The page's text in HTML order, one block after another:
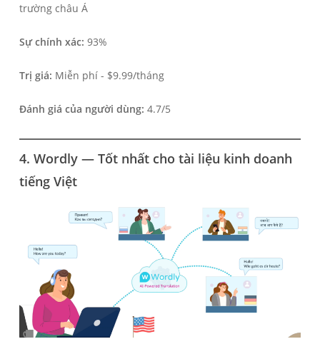
trường châu Á
Sự chính xác: 93%
Trị giá: Miễn phí - $9.99/tháng
Đánh giá của người dùng: 4.7/5
4. Wordly — Tốt nhất cho tài liệu kinh doanh
tiếng Việt